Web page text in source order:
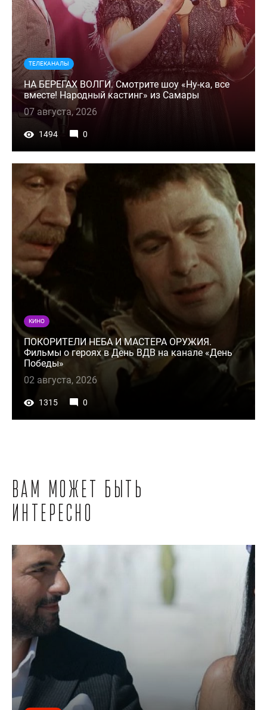
ТЕЛЕКАНАЛЫ
НА БЕРЕГАХ ВОЛГИ. Смотрите шоу «Ну-ка, все
вместе! Народный кастинг» из Самары
07 августа, 2026
1494 0
КИНО
ПОКОРИТЕЛИ НЕБА И МАСТЕРА ОРУЖИЯ.
Фильмы о героях в День ВДВ на канале «День
Победы»
02 августа, 2026
1315 0
Вам может быть
интересно